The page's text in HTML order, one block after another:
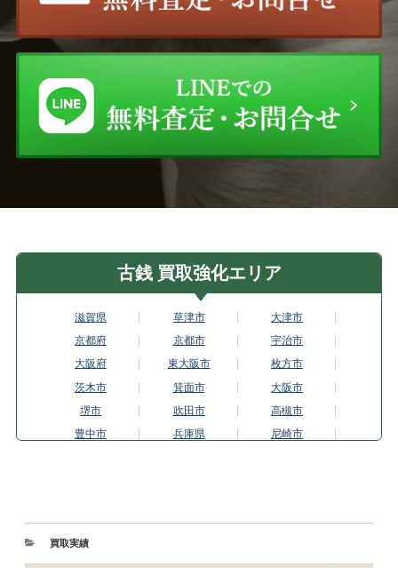
古銭 買取強化エリア
滋賀県 草津市
大津市
京都府
京都市
宇治市
大阪府
東大阪市
枚方市
茨木市
箕面市
大阪市
堺市
吹田市
高槻市
豊中市
兵庫県
尼崎市
岐阜県
岐阜市
愛知県
一宮市
買取実績